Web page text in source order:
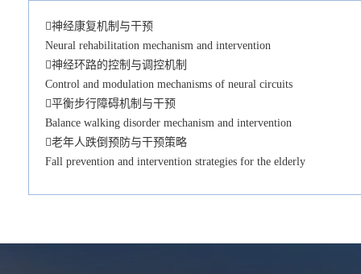
神经康复机制与干预
Neural rehabilitation mechanism and intervention
神经环路的控制与调控机制
Control and modulation mechanisms of neural circuits
平衡步行障碍机制与干预
Balance walking disorder mechanism and intervention
老年人跌倒预防与干预策略
Fall prevention and intervention strategies for the elderly